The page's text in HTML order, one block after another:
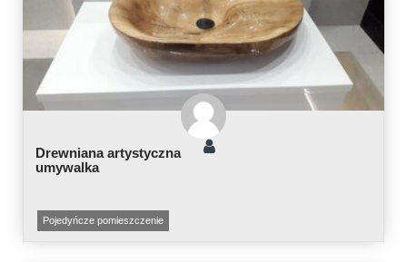
Drewniana artystyczna
umywalka
Pojedyńcze pomieszczenie